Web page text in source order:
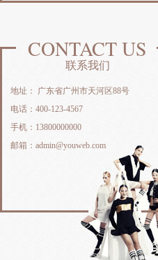
CONTACT US
联系我们
地址： 广东省广州市天河区88号
电话：400-123-4567
手机：13800000000
邮箱：admin@youweb.com